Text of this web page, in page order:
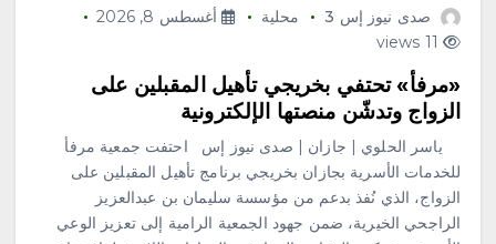
صدى نيوز إس 3 محلية
أغسطس 8, 2026
11 views
«مرفأ» تحتفي بخريجي تأهيل المقبلين على
الزواج وتدشّن منصتها الإلكترونية
ياسر الحلوي | جازان | صدى نيوز إس احتفت جمعية مرفأ
للخدمات الأسرية بجازان بخريجي برنامج تأهيل المقبلين على
الزواج، الذي نُفذ بدعم من مؤسسة سليمان بن عبدالعزيز
الراجحي الخيرية، ضمن جهود الجمعية الرامية إلى تعزيز الوعي